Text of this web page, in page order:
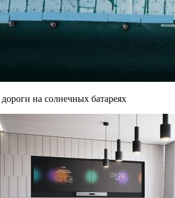
на солнечных батареях